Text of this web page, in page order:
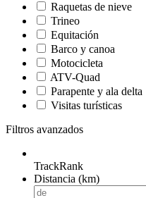
Raquetas de nieve
Trineo
Equitación
Barco y canoa
Motocicleta
ATV-Quad
Parapente y ala delta
Visitas turísticas
Filtros avanzados
TrackRank
Distancia (km)